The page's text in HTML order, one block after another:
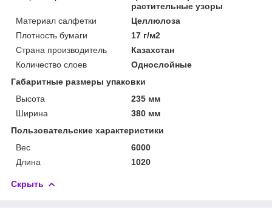
растительные узоры
Материал салфетки
Целлюлоза
Плотность бумаги
17 г/м2
Страна производитель
Казахстан
Количество слоев
Однослойные
Габаритные размеры упаковки
Высота
235 мм
Ширина
380 мм
Пользовательские характеристики
Вес
6000
Длина
1020
Скрыть